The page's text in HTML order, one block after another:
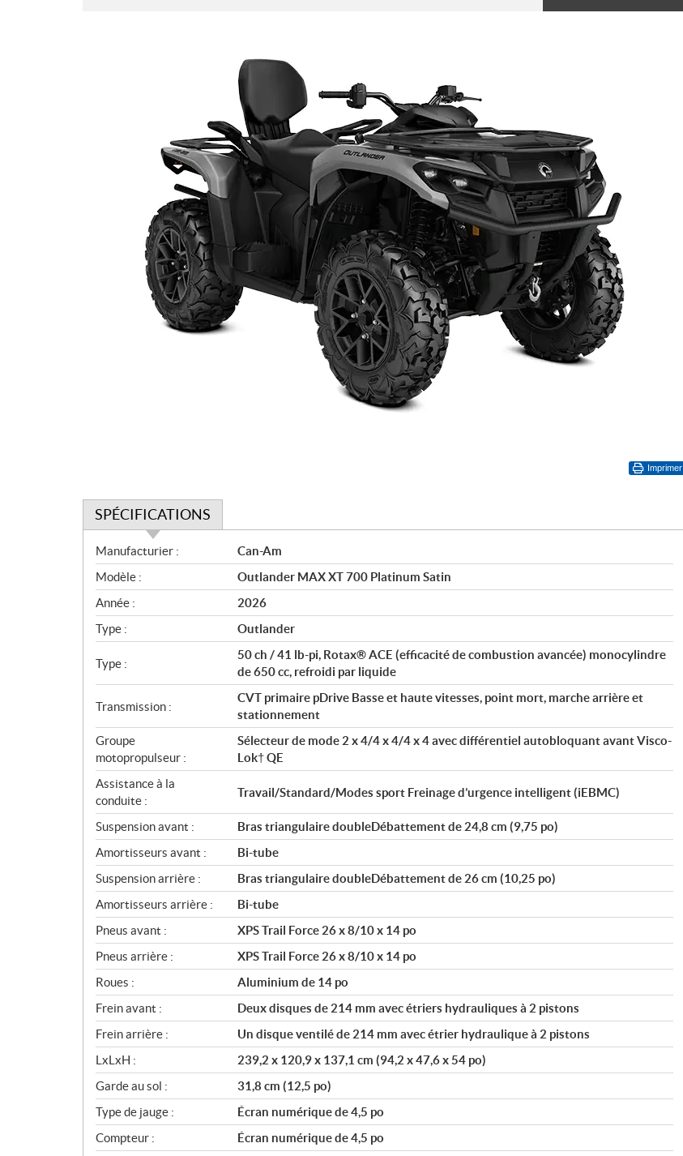
Imprimer
SPÉCIFICATIONS
S
p
é
c
i
f
i
c
t
i
o
n
s
Manufacturier :
Can-Am
Modèle :
Outlander MAX XT 700 Platinum Satin
Année :
2026
Type :
Outlander
Type :
50 ch / 41 lb-pi, Rotax® ACE (efficacité de combustion avancée) monocylindre
de 650 cc, refroidi par liquide
Transmission :
CVT primaire pDrive Basse et haute vitesses, point mort, marche arrière et
stationnement
Groupe
motopropulseur :
Sélecteur de mode 2 x 4/4 x 4/4 x 4 avec différentiel autobloquant avant Visco-
Lok† QE
Assistance à la
conduite :
Travail/Standard/Modes sport Freinage d’urgence intelligent (iEBMC)
Suspension avant :
Bras triangulaire doubleDébattement de 24,8 cm (9,75 po)
Amortisseurs avant :
Bi-tube
Suspension arrière :
Bras triangulaire doubleDébattement de 26 cm (10,25 po)
Amortisseurs arrière :
Bi-tube
Pneus avant :
XPS Trail Force 26 x 8/10 x 14 po
Pneus arrière :
XPS Trail Force 26 x 8/10 x 14 po
Roues :
Aluminium de 14 po
Frein avant :
Deux disques de 214 mm avec étriers hydrauliques à 2 pistons
Frein arrière :
Un disque ventilé de 214 mm avec étrier hydraulique à 2 pistons
LxLxH :
239,2 x 120,9 x 137,1 cm (94,2 x 47,6 x 54 po)
Garde au sol :
31,8 cm (12,5 po)
Type de jauge :
Écran numérique de 4,5 po
Compteur :
Écran numérique de 4,5 po